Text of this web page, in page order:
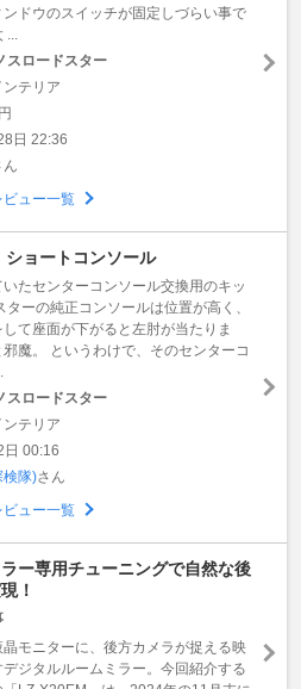
ンドウのスイッチが固定しづらい事で
スロードスター
テリア
日 22:36
ん
ビュー一覧
ショートコンソール
たセンターコンソール交換用のキッ
ターの純正コンソールは位置が高く、
て座面が下がると左肘が当たりま
魔。 というわけで、そのセンターコ
スロードスター
テリア
日 00:16
検隊)さん
ビュー一覧
ー専用チューニングで自然な後
！
晶モニターに、後方カメラが捉える映
ジタルルームミラー。今回紹介する